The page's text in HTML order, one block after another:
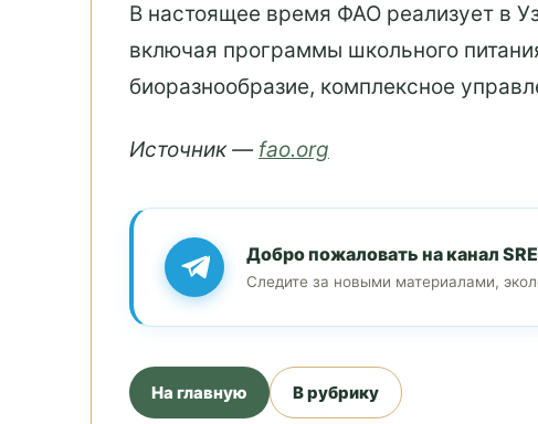
В настоящее время ФАО реализует в
включая программы школьного
биоразнообразие, комплексное
Источник — fao.org
Добро пожаловать на канал
Следите за новыми материалами,
На главную В рубрику